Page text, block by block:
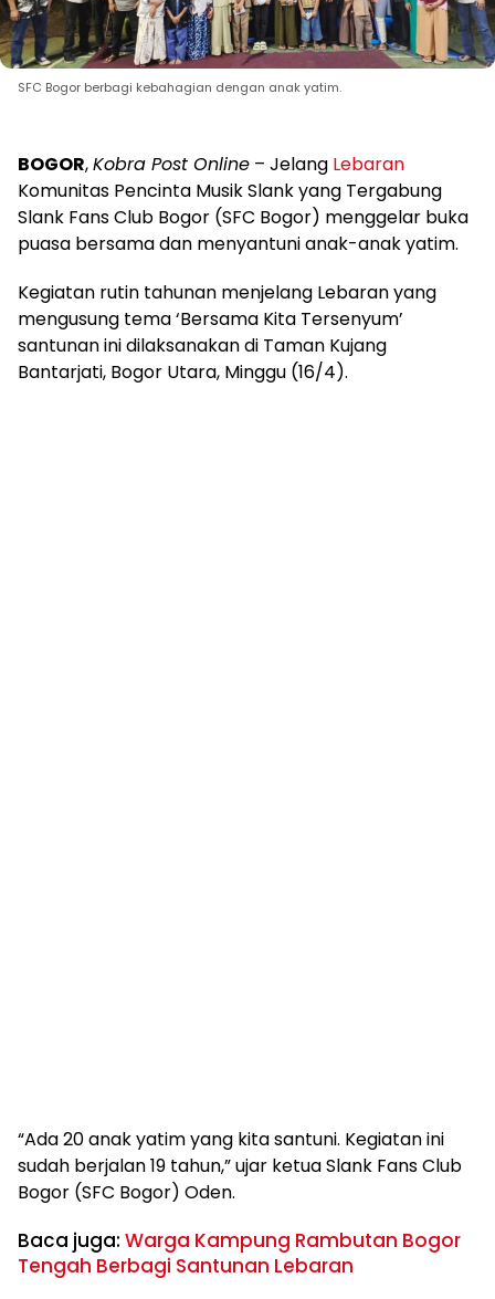
SFC Bogor berbagi kebahagian dengan anak yatim.
BOGOR,Kobra Post Online – Jelang Lebaran
Komunitas Pencinta Musik Slank yang Tergabung
Slank Fans Club Bogor (SFC Bogor) menggelar buka
puasa bersama dan menyantuni anak-anak yatim.
Kegiatan rutin tahunan menjelang Lebaran yang
mengusung tema ‘Bersama Kita Tersenyum’
santunan ini dilaksanakan di Taman Kujang
Bantarjati, Bogor Utara, Minggu (16/4).
“Ada 20 anak yatim yang kita santuni. Kegiatan ini
sudah berjalan 19 tahun,” ujar ketua Slank Fans Club
Bogor (SFC Bogor) Oden.
Baca juga: Warga Kampung Rambutan Bogor
Tengah Berbagi Santunan Lebaran